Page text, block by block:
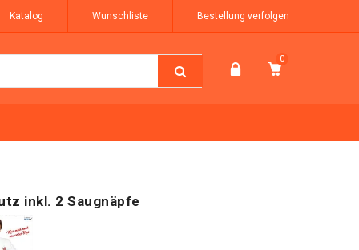
Katalog Wunschliste Bestellung verfolgen
0
inkl. 2 Saugnäpfe